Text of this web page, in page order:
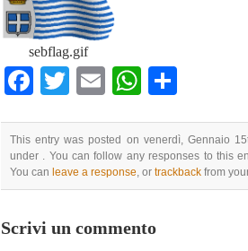
sebflag.gif
Facebook
TwitterEmailWhatsApp
This entry was posted on venerdì, Gennaio
under . You can follow any responses to this
You can leave a response, or trackback from
Scrivi un commento